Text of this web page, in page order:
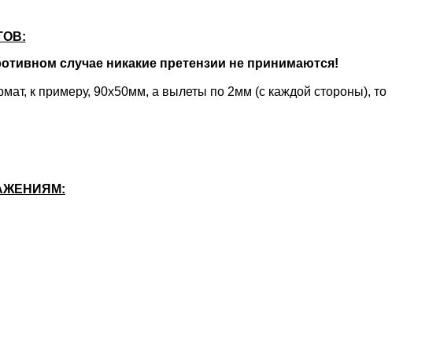
случае никакие претензии не принимаются!
к примеру, 90x50мм, а вылеты по 2мм (с каждой стороны), то